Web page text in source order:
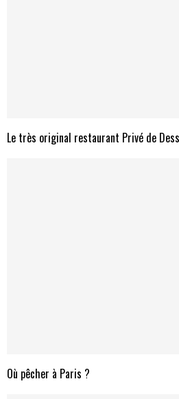
Le très original restaurant Privé de
Où pêcher à Paris ?